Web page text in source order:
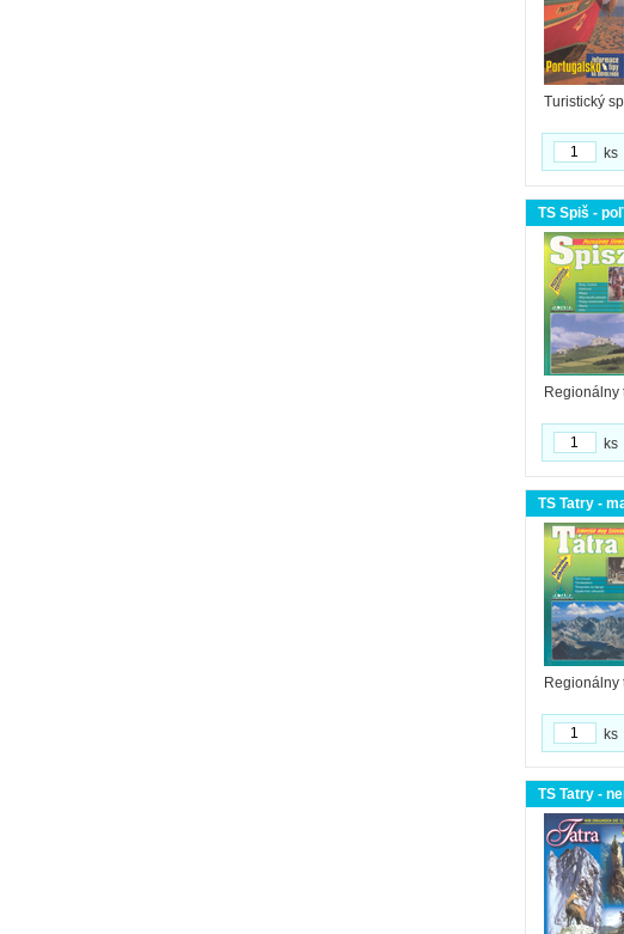
Turistický
ks
TS Spiš -
Regionálny
ks
TS Tatry -
Regionálny
ks
TS Tatry -